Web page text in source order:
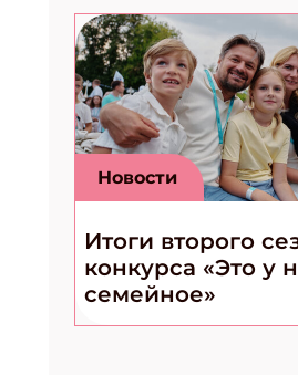
Новости
Итоги второго
конкурса «Это у
семейное»